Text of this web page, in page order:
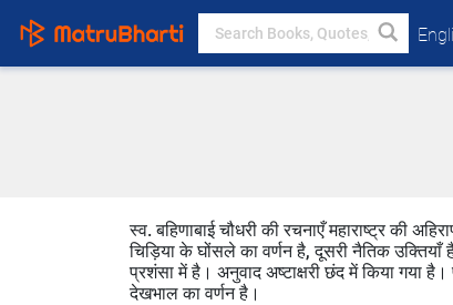
स्व. बहिणाबाई चौधरी की रचनाएँ महाराष्ट्र की
चिड़िया के घोंसले का वर्णन है, दूसरी नैतिक
प्रशंसा में है। अनुवाद अष्टाक्षरी छंद में किया गया
देखभाल का वर्णन है।